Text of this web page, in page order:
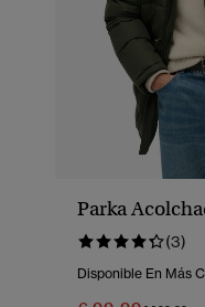
Parka
(3)
Disponible En Más